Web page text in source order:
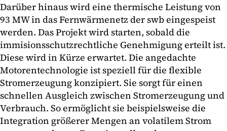
Darüber hinaus wird eine thermische Leistung von
93 MW in das Fernwärmenetz der swb eingespeist
werden. Das Projekt wird starten, sobald die
immisionsschutzrechtliche Genehmigung erteilt ist.
Diese wird in Kürze erwartet. Die angedachte
Motorentechnologie ist speziell für die flexible
Stromerzeugung konzipiert. Sie sorgt für einen
schnellen Ausgleich zwischen Stromerzeugung und
Verbrauch. So ermöglicht sie beispielsweise die
Integration größerer Mengen an volatilem Strom